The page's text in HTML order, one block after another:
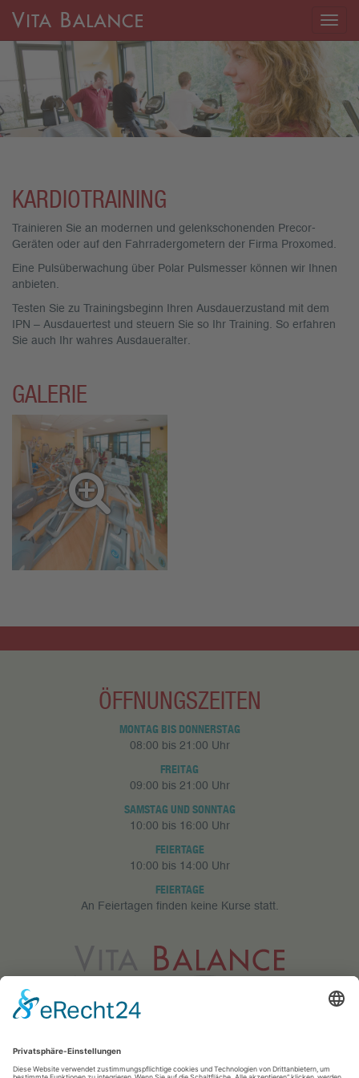
KARDIOTRAINING
Trainieren Sie an modernen und gelenkschonenden Precor-
Geräten oder auf den Fahrradergometern der Firma Proxomed.
Eine Pulsüberwachung über Polar Pulsmesser können wir Ihnen
anbieten.
Testen Sie zu Trainingsbeginn Ihren Ausdauerzustand mit dem
IPN – Ausdauertest und steuern Sie so Ihr Training. So erfahren
Sie auch Ihr wahres Ausdaueralter.
GALERIE
ÖFFNUNGSZEITEN
MONTAG BIS DONNERSTAG
08:00 bis 21:00 Uhr
FREITAG
09:00 bis 21:00 Uhr
SAMSTAG UND SONNTAG
10:00 bis 16:00 Uhr
FEIERTAGE
10:00 bis 14:00 Uhr
FEIERTAGE
An Feiertagen finden keine Kurse statt.
Meerfeldstr. 73